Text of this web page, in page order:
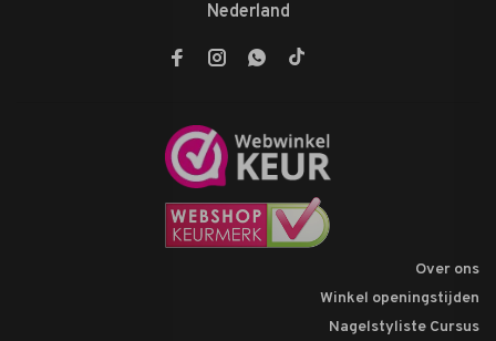
Nederland
Over ons
Winkel openingstijden
Nagelstyliste Cursus